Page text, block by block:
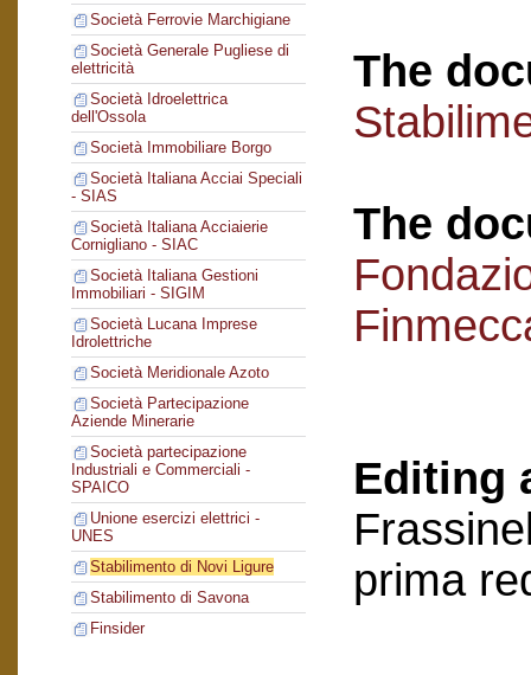
Società Ferrovie Marchigiane
Società Generale Pugliese di
elettricità
Società Idroelettrica
dell'Ossola
Società Immobiliare Borgo
Società Italiana Acciai Speciali
- SIAS
Società Italiana Acciaierie
Cornigliano - SIAC
Società Italiana Gestioni
Immobiliari - SIGIM
Società Lucana Imprese
Idrolettriche
Società Meridionale Azoto
Società Partecipazione
Aziende Minerarie
Società partecipazione
Industriali e Commerciali -
SPAICO
Unione esercizi elettrici -
UNES
Stabilimento di Novi Ligure
Stabilimento di Savona
Finsider
The
The
Editing
prima